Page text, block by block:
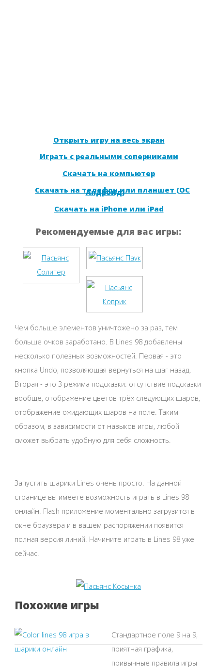
Открыть игру на весь экран
Играть с реальными соперниками
Скачать на компьютер
Скачать на телефон или планшет (ОС
Андроид)
Скачать на iPhone или iPad
Рекомендуемые для вас игры:
Чем больше элементов уничтожено за раз, тем
больше очков заработано. В Lines 98 добавлены
несколько полезных возможностей. Первая - это
кнопка Undo, позволяющая вернуться на шаг назад.
Вторая - это 3 режима подсказки: отсутствие подсказки
вообще, отображение цветов трёх следующих шаров,
отображение ожидающих шаров на поле. Таким
образом, в зависимости от навыков игры, любой
сможет выбрать удобную для себя сложность.
Запустить шарики Lines очень просто. На данной
странице вы имеете возможность играть в Lines 98
онлайн. Flash приложение моментально загрузится в
окне браузера и в вашем распоряжении появится
полная версия линий. Начините играть в Lines 98 уже
сейчас.
Похожие игры
Стандартное поле 9 на 9,
приятная графика,
привычные правила игры